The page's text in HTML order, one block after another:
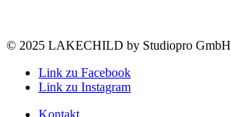
© 2025 LAKECHILD by Studiopro GmbH
Link zu Facebook
Link zu Instagram
Kontakt